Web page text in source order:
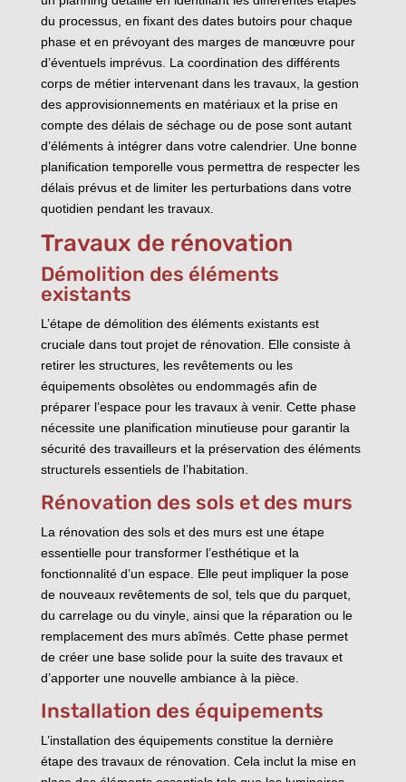
du processus, en fixant des dates butoirs pour chaque
phase et en prévoyant des marges de manœuvre pour
d’éventuels imprévus. La coordination des différents
corps de métier intervenant dans les travaux, la gestion
des approvisionnements en matériaux et la prise en
compte des délais de séchage ou de pose sont autant
d’éléments à intégrer dans votre calendrier. Une bonne
planification temporelle vous permettra de respecter les
délais prévus et de limiter les perturbations dans votre
quotidien pendant les travaux.
Travaux de rénovation
Démolition des éléments
existants
L’étape de démolition des éléments existants est
cruciale dans tout projet de rénovation. Elle consiste à
retirer les structures, les revêtements ou les
équipements obsolètes ou endommagés afin de
préparer l’espace pour les travaux à venir. Cette phase
nécessite une planification minutieuse pour garantir la
sécurité des travailleurs et la préservation des éléments
structurels essentiels de l’habitation.
Rénovation des sols et des murs
La rénovation des sols et des murs est une étape
essentielle pour transformer l’esthétique et la
fonctionnalité d’un espace. Elle peut impliquer la pose
de nouveaux revêtements de sol, tels que du parquet,
du carrelage ou du vinyle, ainsi que la réparation ou le
remplacement des murs abîmés. Cette phase permet
de créer une base solide pour la suite des travaux et
d’apporter une nouvelle ambiance à la pièce.
Installation des équipements
L’installation des équipements constitue la dernière
étape des travaux de rénovation. Cela inclut la mise en